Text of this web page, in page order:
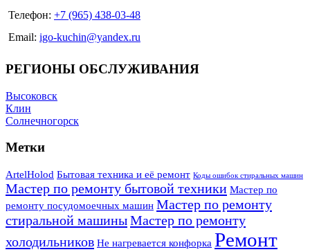
Телефон: +7 (965) 438-03-48
Email: igo-kuchin@yandex.ru
РЕГИОНЫ ОБСЛУЖИВАНИЯ
Высоковск
Клин
Солнечногорск
Метки
ArtelHolod Бытовая техника и её ремонт Коды ошибок стиральных машин
Мастер по ремонту бытовой техники Мастер по
ремонту посудомоечных машин Мастер по ремонту
стиральной машиныМастер по ремонту
холодильников Не нагревается конфорка Ремонт